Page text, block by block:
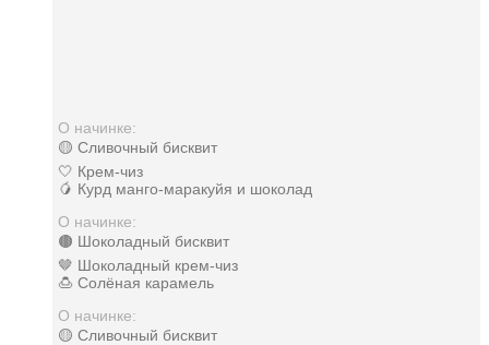
О начинке:
🟡 Сливочный бисквит
🤍 Крем-чиз
🥭 Курд манго-маракуйя и шоколад
О начинке:
🟤 Шоколадный бисквит
🤎 Шоколадный крем-чиз
🍮 Солёная карамель
О начинке:
🟡 Сливочный бисквит